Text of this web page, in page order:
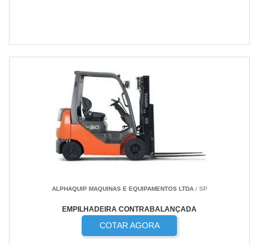
ALPHAQUIP MAQUINAS E EQUIPAMENTOS LTDA/ SP
EMPILHADEIRA CONTRABALANÇADA
COTAR AGORA